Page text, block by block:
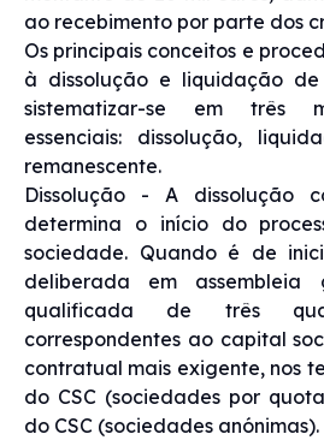
ao recebimento por parte dos
Os principais conceitos e
à dissolução e liquidação de
sistematizar-se em três
essenciais: dissolução,
remanescente.
Dissolução - A dissolução
determina o início do
sociedade. Quando é de
deliberada em assembleia
qualificada de três
correspondentes ao capital
contratual mais exigente, nos
do CSC (sociedades por
do CSC (sociedades anónimas).